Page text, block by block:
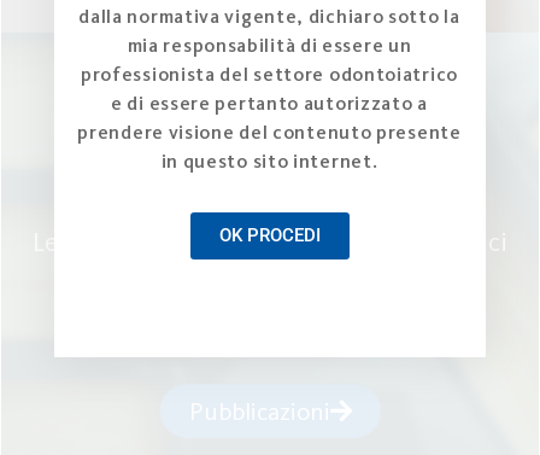
Esplora gli articoli e gli
approfondimenti
Leggi articoli e approfondimenti scientifici
Pubblicazioni
dalla normativa vigente, dichiaro sotto la
mia responsabilità di essere un
professionista del settore odontoiatrico
e di essere pertanto autorizzato a
prendere visione del contenuto presente
in questo sito internet.
OK PROCEDI